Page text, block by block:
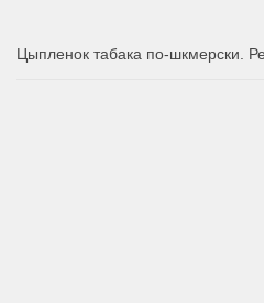
Цыпленок табака по-шкмерски.